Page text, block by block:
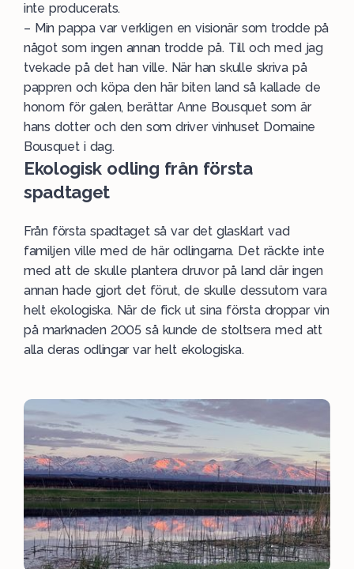
inte producerats.
– Min pappa var verkligen en visionär som trodde på
något som ingen annan trodde på. Till och med jag
tvekade på det han ville. När han skulle skriva på
pappren och köpa den här biten land så kallade de
honom för galen, berättar Anne Bousquet som är
hans dotter och den som driver vinhuset Domaine
Bousquet i dag.
Ekologisk odling från första
spadtaget
Från första spadtaget så var det glasklart vad
familjen ville med de här odlingarna. Det räckte inte
med att de skulle plantera druvor på land där ingen
annan hade gjort det förut, de skulle dessutom vara
helt ekologiska. När de fick ut sina första droppar vin
på marknaden 2005 så kunde de stoltsera med att
alla deras odlingar var helt ekologiska.